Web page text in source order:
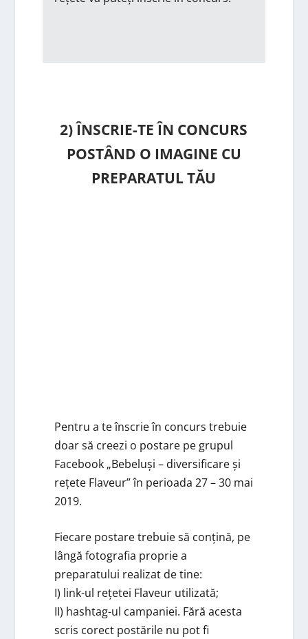
2) ÎNSCRIE-TE ÎN CONCURS
POSTÂND O IMAGINE CU
PREPARATUL TĂU
Pentru a te înscrie în concurs trebuie
doar să creezi o postare pe grupul
Facebook „Bebeluși – diversificare și
rețete Flaveur” în perioada 27 – 30 mai
2019.
Fiecare postare trebuie să conțină, pe
lângă fotografia proprie a
preparatului realizat de tine:
I) link-ul rețetei Flaveur utilizată;
II) hashtag-ul campaniei. Fără acesta
scris corect postările nu pot fi